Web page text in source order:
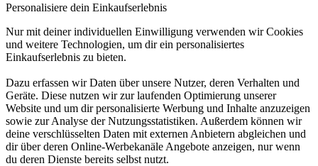
Personalisiere dein Einkaufserlebnis
Nur mit deiner individuellen Einwilligung verwenden wir Cookies
und weitere Technologien, um dir ein personalisiertes
Einkaufserlebnis zu bieten.
Dazu erfassen wir Daten über unsere Nutzer, deren Verhalten und
Geräte. Diese nutzen wir zur laufenden Optimierung unserer
Website und um dir personalisierte Werbung und Inhalte anzuzeigen
sowie zur Analyse der Nutzungsstatistiken. Außerdem können wir
deine verschlüsselten Daten mit externen Anbietern abgleichen und
dir über deren Online-Werbekanäle Angebote anzeigen, nur wenn
du deren Dienste bereits selbst nutzt.